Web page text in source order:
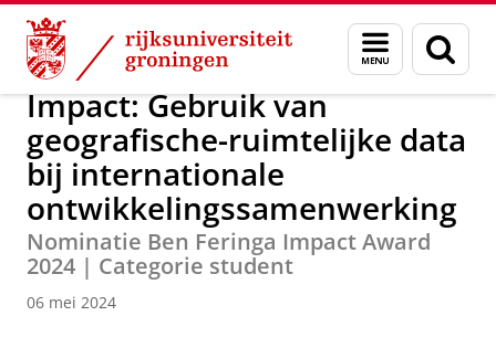
Skip
Content
Skip
Navigation
Menu
en
zoeken
Over ons Actueel Nieuws
Impact: Gebruik van
geografische-ruimtelijke data
bij internationale
ontwikkelingssamenwerking
Nominatie Ben Feringa Impact Award
2024 | Categorie student
06 mei 2024